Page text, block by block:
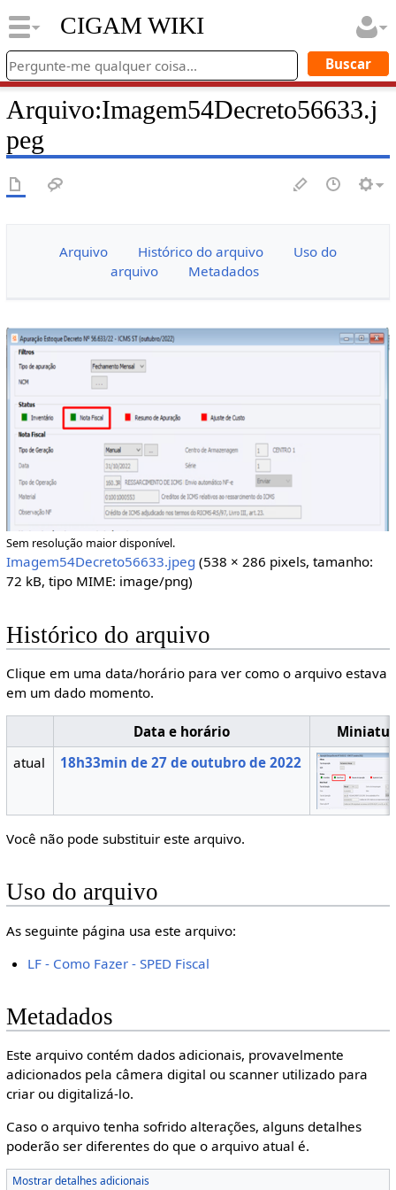
CIGAM WIKI
Arquivo:Imagem54Decreto56633.j
peg
Arquivo Histórico do arquivo
Uso do
arquivo
Metadados
Sem resolução maior disponível.
Imagem54Decreto56633.jpeg (538 × 286 pixels, tamanho:
72 kB, tipo MIME: image/png)
Histórico do arquivo
Clique em uma data/horário para ver como o arquivo estava
em um dado momento.
Data e horário
atual
18h33min de 27 de outubro de 2022
Você não pode substituir este arquivo.
Uso do arquivo
As seguinte página usa este arquivo:
LF - Como Fazer - SPED Fiscal
Metadados
Este arquivo contém dados adicionais, provavelmente
adicionados pela câmera digital ou scanner utilizado para
criar ou digitalizá-lo.
Caso o arquivo tenha sofrido alterações, alguns detalhes
poderão ser diferentes do que o arquivo atual é.
Mostrar detalhes adicionais